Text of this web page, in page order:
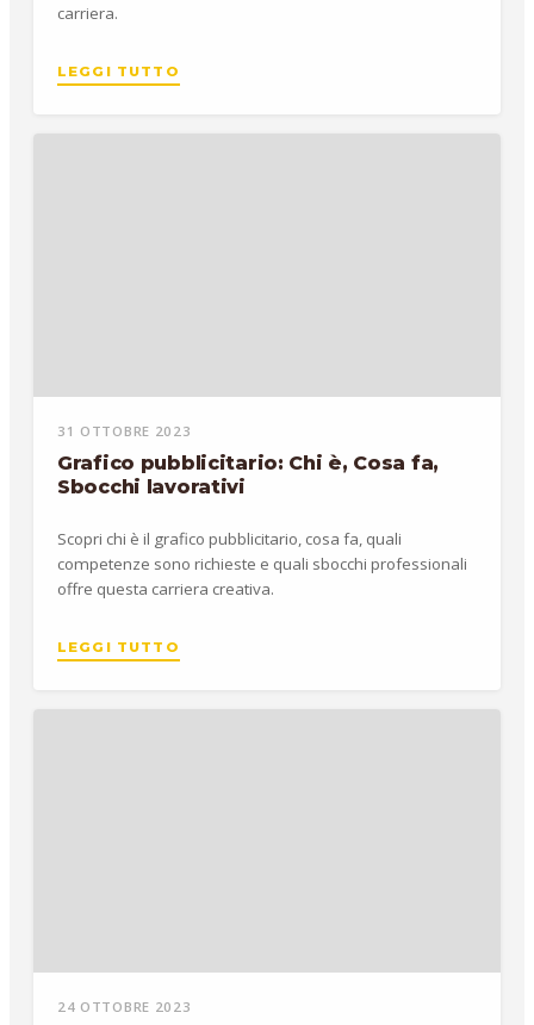
carriera.
LEGGI TUTTO
31 OTTOBRE 2023
Grafico pubblicitario: Chi è, Cosa fa,
Sbocchi lavorativi
Scopri chi è il grafico pubblicitario, cosa fa, quali
competenze sono richieste e quali sbocchi professionali
offre questa carriera creativa.
LEGGI TUTTO
24 OTTOBRE 2023